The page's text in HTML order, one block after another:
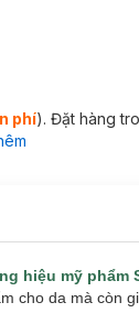
phí). Đặt hàng
hiệu mỹ phẩm
cho da mà còn